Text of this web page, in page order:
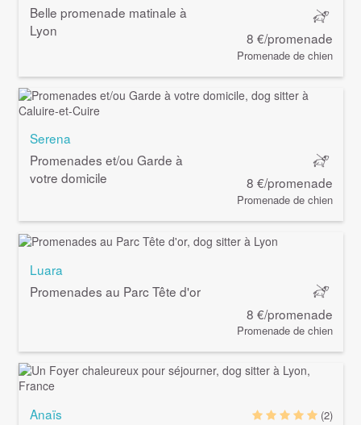
Belle promenade matinale à
Lyon
8 €/promenade
Promenade de chien
Serena
Promenades et/ou Garde à
votre domicile
8 €/promenade
Promenade de chien
Luara
Promenades au Parc Tête d'or
8 €/promenade
Promenade de chien
Anaïs
(2)